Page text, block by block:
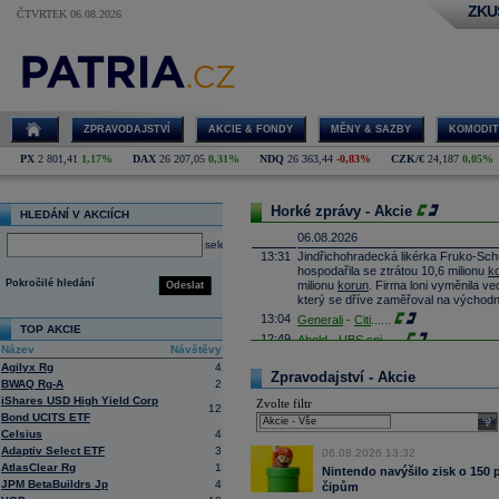
ČTVRTEK 06.08.2026
ZPRAVODAJSTVÍ AKCIE & FONDY MĚNY & SAZBY
PX 2 801,41 1,17% DAX 26 207,05 0,31% NDQ 26 363,44 -0,83% CZK/€ 24,187 0,05%
HLEDÁNÍ V AKCIÍCH
select
Odeslat
Pokročilé hledání
TOP AKCIE
Název
Návštěvy
Agilyx Rg
4
BWAQ Rg-A
2
iShares USD High Yield Corp
Bond UCITS ETF
12
Celsius
4
Adaptiv Select ETF
3
AtlasClear Rg
1
JPM BetaBuildrs Jp
4
Horké zprávy - Akcie
06.08.2026
13:31
Jindřichohradecká likérka Fruko-
hospodařila se ztrátou 10,6 milionu
milionu korun . Firma loni vyměnila
který se dříve zaměřoval na
13:04 Generali - Citi
12:49 Ahold -UBSsni......
12:10 Operátor T-Mobile zvýšil v prvním
miliardykorun. Tržby vzrostly o 3,6
meziročně vzrostl o 0,7 procenta na
11:54 Leonardo -JP M......
11:33 Infineon Technologies - TD Cowen
11:02 DHL -JP Morgan......
Beiersdorf-
Zpravodajství - Akcie
Zvolte filtr
06.08.2026 13:32
Nintendo navýšilo zisk o 150
čipům